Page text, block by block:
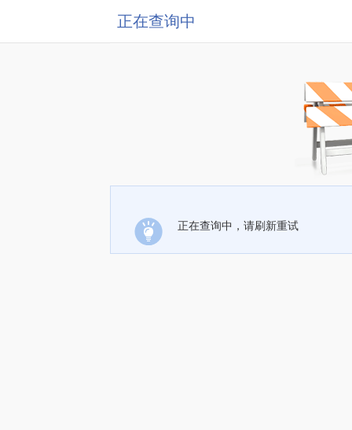
正在查询中
正在查询中，请刷新重试